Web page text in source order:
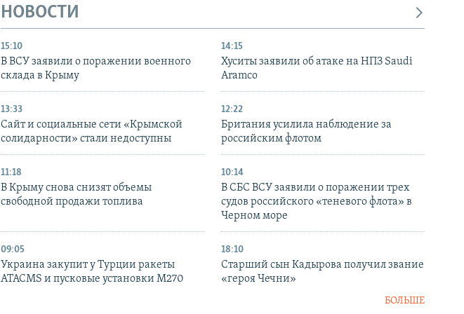
НОВОСТИ
15:10
В ВСУ заявили о поражении военного
склада в Крыму
14:15
Хуситы заявили об атаке на НПЗ Saudi
Aramco
13:33
Сайт и социальные сети «Крымской
солидарности» стали недоступны
12:22
Британия усилила наблюдение за
российским флотом
11:18
В Крыму снова снизят объемы
свободной продажи топлива
10:14
В СБС ВСУ заявили о поражении трех
судов российского «теневого флота» в
Черном море
09:05
Украина закупит у Турции ракеты
ATACMS и пусковые установки M270
18:10
Старший сын Кадырова получил звание
«героя Чечни»
БОЛЬШЕ